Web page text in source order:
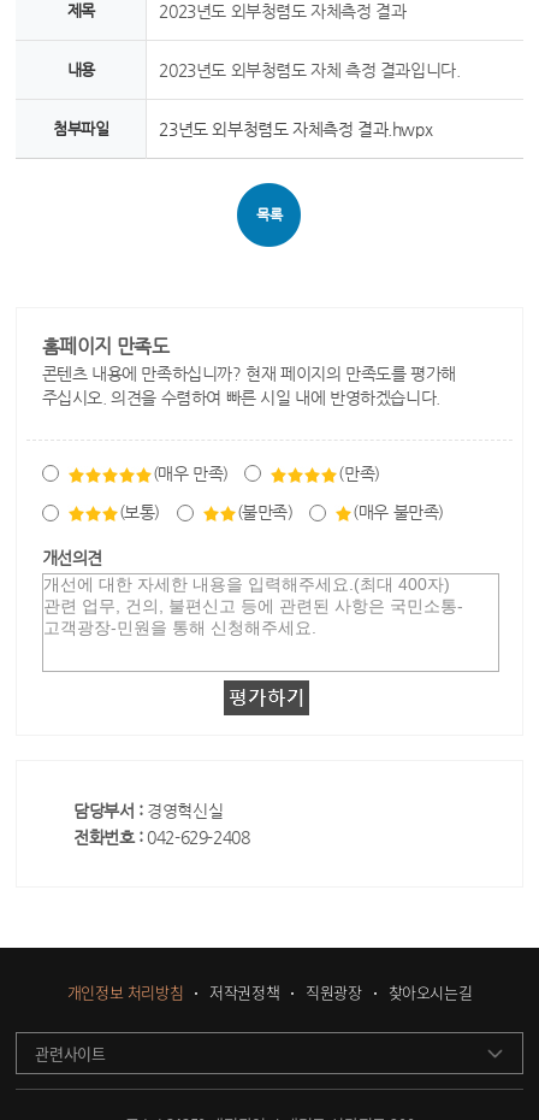
제목 2023년도 외부청렴도 자체측정 결과
내용 2023년도 외부청렴도 자체 측정 결과입니다.
첨부파일 23년도 외부청렴도 자체측정 결과.hwpx
목록
홈페이지 만족도
콘텐츠 내용에 만족하십니까? 현재 페이지의 만족도를 평가해
주십시오. 의견을 수렴하여 빠른 시일 내에 반영하겠습니다.
(매우 만족) (만족)
(보통) (불만족) (매우 불만족)
개선의견
담당부서 : 경영혁신실
전화번호 : 042-629-2408
개인정보 처리방침 저작권정책 직원광장 찾아오시는길
관련사이트